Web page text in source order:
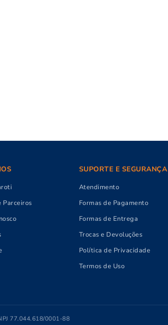
Parceiros
SUPORTE E SEGURANÇA
Atendimento
Formas de Pagamento
Formas de Entrega
Trocas e Devoluções
Política de Privacidade
Termos de Uso
77.044.618/0001-88